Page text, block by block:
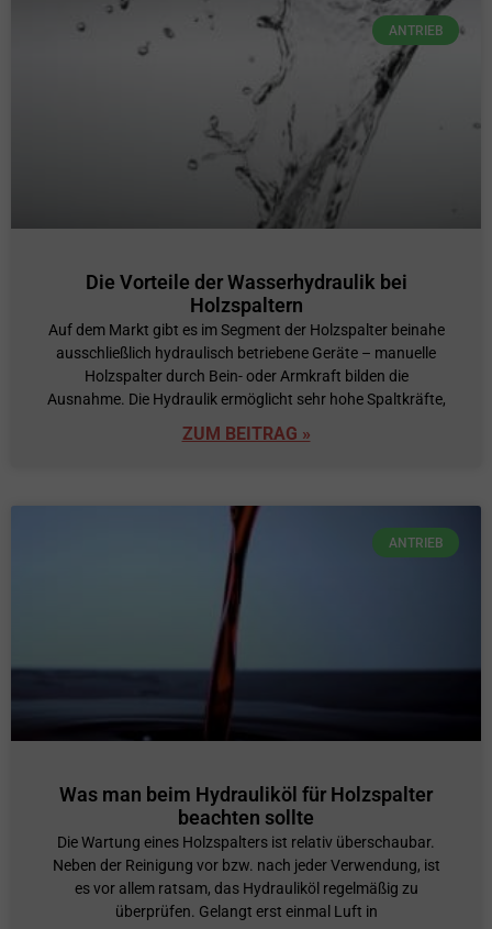
ANTRIEB
Die Vorteile der Wasserhydraulik bei
Holzspaltern
Auf dem Markt gibt es im Segment der Holzspalter beinahe
ausschließlich hydraulisch betriebene Geräte – manuelle
Holzspalter durch Bein- oder Armkraft bilden die
Ausnahme. Die Hydraulik ermöglicht sehr hohe Spaltkräfte,
ZUM BEITRAG »
ANTRIEB
Was man beim Hydrauliköl für Holzspalter
beachten sollte
Die Wartung eines Holzspalters ist relativ überschaubar.
Neben der Reinigung vor bzw. nach jeder Verwendung, ist
es vor allem ratsam, das Hydrauliköl regelmäßig zu
überprüfen. Gelangt erst einmal Luft in